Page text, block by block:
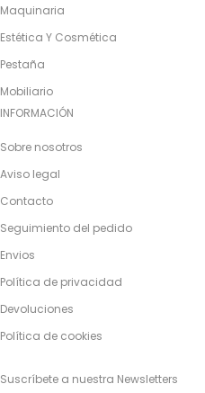
Maquinaria
Estética Y Cosmética
Pestaña
Mobiliario
INFORMACIÓN
Sobre nosotros
Aviso legal
Contacto
Seguimiento del pedido
Envios
Política de privacidad
Devoluciones
Política de cookies
Suscríbete a nuestra Newsletters